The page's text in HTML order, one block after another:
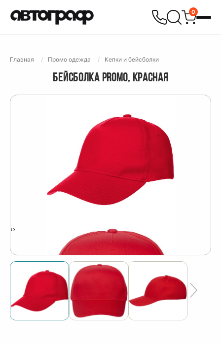
0
Главная Промо одежда Кепки и бейсболки
БЕЙСБОЛКА PROMO, КРАСНАЯ
‹›